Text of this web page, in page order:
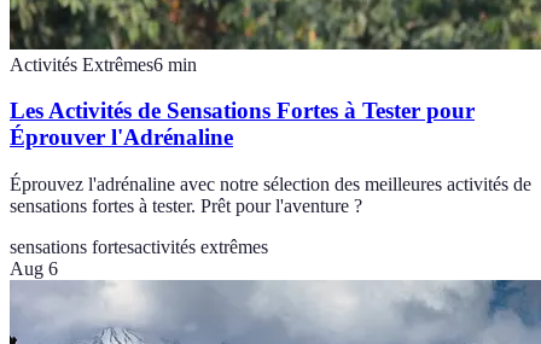
Activités Extrêmes6 min
Les Activités de Sensations Fortes à Tester pour
Éprouver l'Adrénaline
Éprouvez l'adrénaline avec notre sélection des meilleures activités de
sensations fortes à tester. Prêt pour l'aventure ?
sensations fortesactivités extrêmes
Aug 6